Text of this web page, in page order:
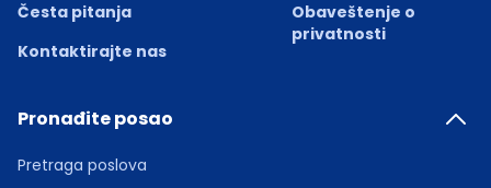
Česta pitanja
Kontaktirajte nas
Obaveštenje o
privatnosti
Pronađite posao
Pretraga poslova